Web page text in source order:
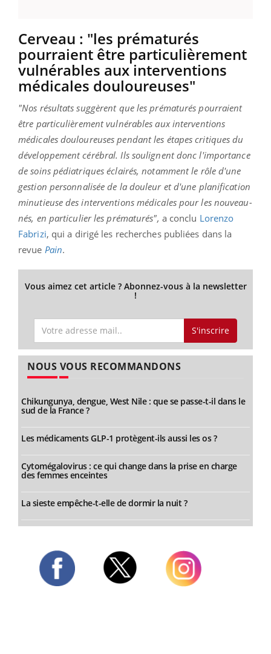
Cerveau : "les prématurés
pourraient être particulièrement
vulnérables aux interventions
médicales douloureuses"
"Nos résultats suggèrent que les prématurés pourraient
être particulièrement vulnérables aux interventions
médicales douloureuses pendant les étapes critiques du
développement cérébral. Ils soulignent donc l'importance
de soins pédiatriques éclairés, notamment le rôle d'une
gestion personnalisée de la douleur et d'une planification
minutieuse des interventions médicales pour les nouveau-
nés, en particulier les prématurés", a conclu Lorenzo
Fabrizi, qui a dirigé les recherches publiées dans la
revue Pain.
Vous aimez cet article ? Abonnez-vous à la newsletter
!
S'inscrire
NOUS VOUS RECOMMANDONS
Chikungunya, dengue, West Nile : que se passe-t-il dans le
sud de la France ?
Les médicaments GLP-1 protègent-ils aussi les os ?
Cytomégalovirus : ce qui change dans la prise en charge
des femmes enceintes
La sieste empêche-t-elle de dormir la nuit ?